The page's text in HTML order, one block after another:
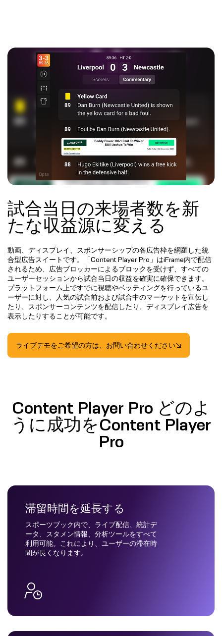
試合当日の来場者数を新
たな収益源に変える
動画、ディスプレイ、スポンサーシップの各広告枠を網羅した統
合型広告スイートです。「Content Player Pro」はiFrame内で配信
されるため、広告ブロッカーによるブロックを受けず、すべての
ユーザーセッションから試合当日の収益を確実に確保できます。
プラットフォーム上ですでに視聴やベッティングを行っているユ
ーザーに対し、人気の試合前および試合中のマーケットを宣伝し
たり、スポンサーコンテンツを配信したり、ディスプレイ広告を
表示したりすることが可能です。
ライブデモをご希望の方は、お問い合わせください
Content Player Pro どのよ
うに成功をContent Player
Pro
滞留時間を延長する
スポーツブック内で、ライブ配信、統計デ
ータ、スタメン情報、分析ツールをすべて
利用可能。これにより、ユーザーの滞在時
間が長くなります。